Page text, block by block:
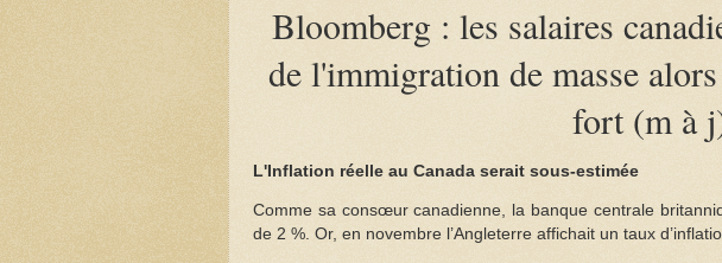
Bloomberg : les salaires
de l'immigration de masse
fort (m à
L'Inflation réelle au Canada serait sous-estimée
Comme sa consœur canadienne, la banque centrale
de 2 %. Or, en novembre l’Angleterre affichait un taux